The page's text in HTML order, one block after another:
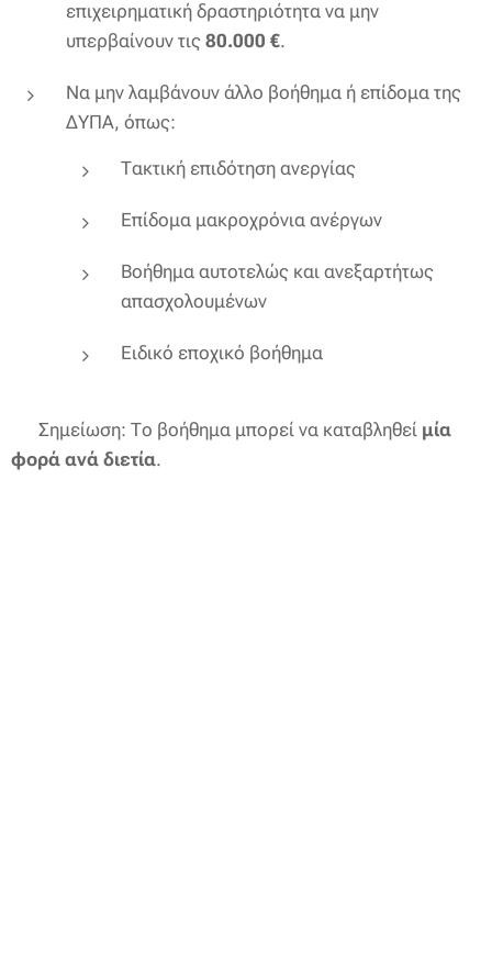
επιχειρηματική δραστηριότητα να μην
υπερβαίνουν τις 80.000 €.
Να μην λαμβάνουν άλλο βοήθημα ή επίδομα της
ΔΥΠΑ, όπως:
Τακτική επιδότηση ανεργίας
Επίδομα μακροχρόνια ανέργων
Βοήθημα αυτοτελώς και ανεξαρτήτως
απασχολουμένων
Ειδικό εποχικό βοήθημα
📌 Σημείωση: Το βοήθημα μπορεί να καταβληθεί μία
φορά ανά διετία.